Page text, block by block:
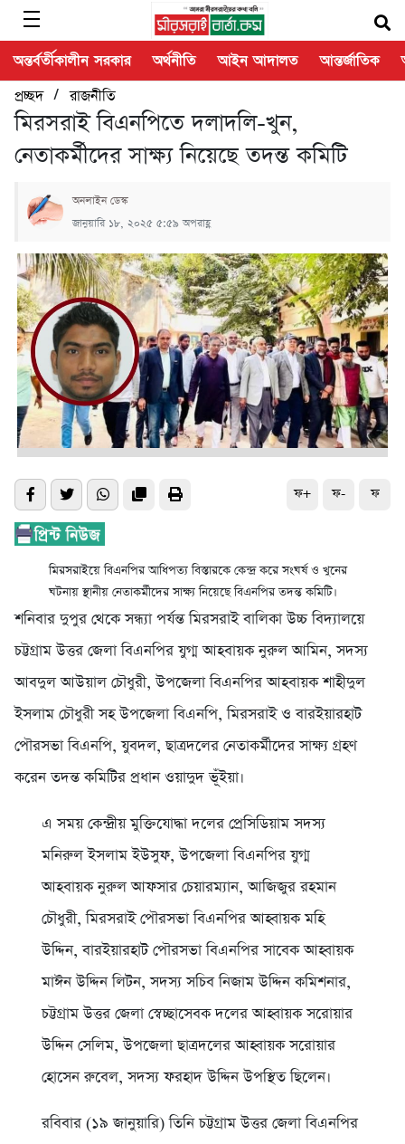
অন্তর্বর্তীকালীন সরকার অর্থনীতি আইন আদালত আন্তর্জাতিক
প্রচ্ছদ/রাজনীতি
মিরসরাই বিএনপিতে দলাদলি-খুন,
নেতাকর্মীদের সাক্ষ্য নিয়েছে তদন্ত কমিটি
অনলাইন ডেস্ক
জানুয়ারি ১৮, ২০২৫ ৫:৫৯ অপরাহ্ণ
ফ+ ফ- ফ
মিরসরাইয়ে বিএনপির আধিপত্য বিস্তারকে কেন্দ্র করে সংঘর্ষ ও খুনের
ঘটনায় স্থানীয় নেতাকর্মীদের সাক্ষ্য নিয়েছে বিএনপির তদন্ত কমিটি।
শনিবার দুপুর থেকে সন্ধ্যা পর্যন্ত মিরসরাই বালিকা উচ্চ বিদ্যালয়ে
চট্টগ্রাম উত্তর জেলা বিএনপির যুগ্ম আহবায়ক নুরুল আমিন, সদস্য
আবদুল আউয়াল চৌধুরী, উপজেলা বিএনপির আহবায়ক শাহীদুল
ইসলাম চৌধুরী সহ উপজেলা বিএনপি, মিরসরাই ও বারইয়ারহাট
পৌরসভা বিএনপি, যুবদল, ছাত্রদলের নেতাকর্মীদের সাক্ষ্য গ্রহণ
করেন তদন্ত কমিটির প্রধান ওয়াদুদ ভূঁইয়া।
এ সময় কেন্দ্রীয় মুক্তিযোদ্ধা দলের প্রেসিডিয়াম সদস্য
মনিরুল ইসলাম ইউসুফ, উপজেলা বিএনপির যুগ্ম
আহবায়ক নুরুল আফসার চেয়ারম্যান, আজিজুর রহমান
চৌধুরী, মিরসরাই পৌরসভা বিএনপির আহ্বায়ক মহি
উদ্দিন, বারইয়ারহাট পৌরসভা বিএনপির সাবেক আহ্বায়ক
মাঈন উদ্দিন লিটন, সদস্য সচিব নিজাম উদ্দিন কমিশনার,
চট্টগ্রাম উত্তর জেলা স্বেচ্ছাসেবক দলের আহ্বায়ক সরোয়ার
উদ্দিন সেলিম, উপজেলা ছাত্রদলের আহ্বায়ক সরোয়ার
হোসেন রুবেল, সদস্য ফরহাদ উদ্দিন উপস্থিত ছিলেন।
রবিবার (১৯ জানুয়ারি) তিনি চট্টগ্রাম উত্তর জেলা বিএনপির